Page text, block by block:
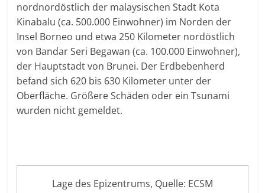
nordnordöstlich der malaysischen Stadt Kota
Kinabalu (ca. 500.000 Einwohner) im Norden der
Insel Borneo und etwa 250 Kilometer nordöstlich
von Bandar Seri Begawan (ca. 100.000 Einwohner),
der Hauptstadt von Brunei. Der Erdbebenherd
befand sich 620 bis 630 Kilometer unter der
Oberfläche. Größere Schäden oder ein Tsunami
wurden nicht gemeldet.
Lage des Epizentrums, Quelle: ECSM